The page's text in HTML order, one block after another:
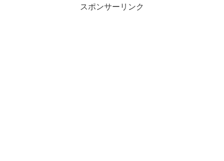
スポンサーリンク